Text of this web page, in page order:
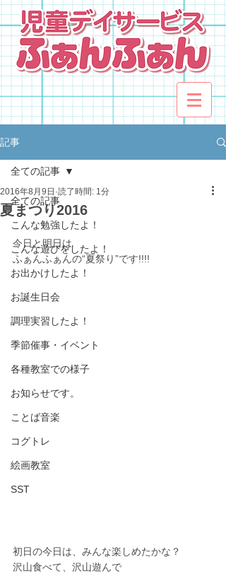
記事
全ての記事
こんな勉強したよ！
こんな遊びをしたよ！
お出かけしたよ！
お誕生日会
調理実習したよ！
季節催事・イベント
各種教室での様子
お知らせです。
ことば音楽
コグトレ
絵画教室
SST
全ての記事
夏まつり2016
2016年8月9日 読了時間: 1分
今日と明日は
ふぁんふぁんの“夏祭り”です!!!!
初日の今日は、みんな楽しめたかな？
沢山食べて、沢山遊んで